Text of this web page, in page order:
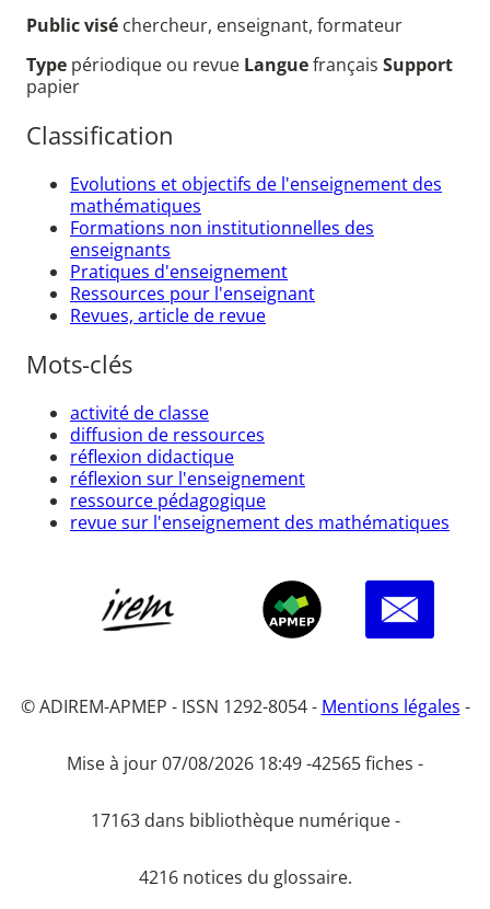
Public visé chercheur, enseignant, formateur
Type périodique ou revue Languefrançais Support
papier
Classification
Evolutions et objectifs de l'enseignement des
mathématiques
Formations non institutionnelles des
enseignants
Pratiques d'enseignement
Ressources pour l'enseignant
Revues, article de revue
Mots-clés
activité de classe
diffusion de ressources
réflexion didactique
réflexion sur l'enseignement
ressource pédagogique
revue sur l'enseignement des mathématiques
© ADIREM-APMEP - ISSN 1292-8054 - Mentions légales -
Mise à jour 07/08/2026 18:49 -42565 fiches -
17163 dans bibliothèque numérique -
4216 notices du glossaire.